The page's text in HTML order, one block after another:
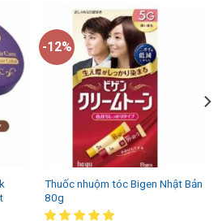
-12%
Thuốc nhuộm tóc Bigen Nhật Bản
80g